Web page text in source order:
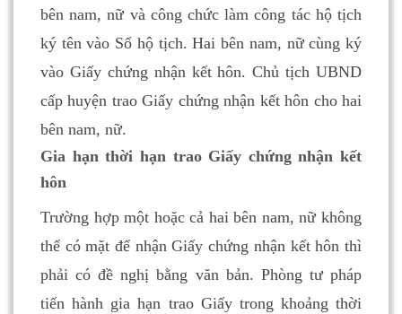
bên nam, nữ và công chức làm công tác hộ tịch
ký tên vào Sổ hộ tịch. Hai bên nam, nữ cùng ký
vào Giấy chứng nhận kết hôn.Chủ tịch UBND
cấp huyện trao Giấy chứng nhận kết hôn cho hai
bên nam, nữ.
Gia hạn thời hạn trao Giấy chứng nhận kết
hôn
Trường hợp một hoặc cả hai bên nam, nữ không
thể có mặt để nhận Giấy chứng nhận kết hôn thì
phải có đề nghị bằng văn bản. Phòng tư pháp
tiến hành gia hạn trao Giấy trong khoảng thời